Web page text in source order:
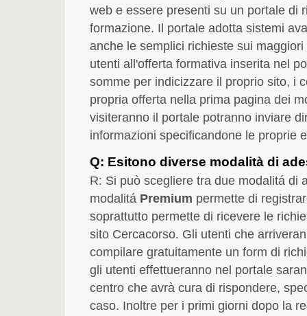
web e essere presenti su un portale di
formazione. Il portale adotta sistemi
anche le semplici richieste sui
utenti all'offerta formativa inserita nel
somme per indicizzare il proprio sito, i
propria offerta nella prima pagina dei
visiteranno il portale potranno inviare
informazioni specificandone le proprie
Q: Esitono diverse modalità di
R: Si può scegliere tra due modalitá di
modalitá Premium permette di
soprattutto permette di ricevere le
sito Cercacorso. Gli utenti che
compilare gratuitamente un form di
gli utenti effettueranno nel portale
centro che avrà cura di rispondere,
caso. Inoltre per i primi giorni dopo la